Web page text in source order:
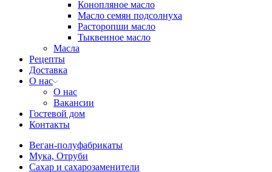
Конопляное масло
Масло семян подсолнуха
Расторопши масло
Тыквенное масло
Масла
Рецепты
Доставка
О нас
О нас
Вакансии
Гостевой дом
Контакты
Веган-полуфабрикаты
Мука, Отруби
Сахар и сахарозаменители